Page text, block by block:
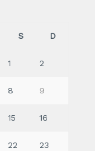
S D
1 2
8 9
15 16
22 23